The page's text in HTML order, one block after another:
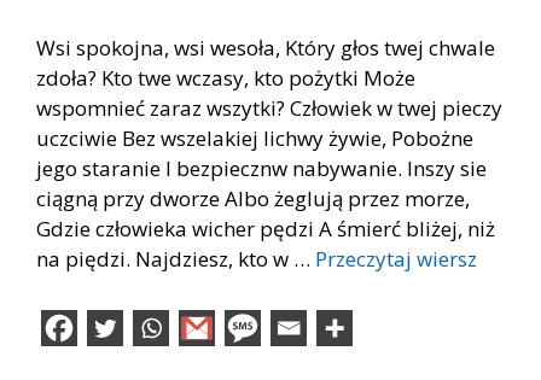
Wsi spokojna, wsi wesoła, Który głos twej chwale
zdoła? Kto twe wczasy, kto pożytki Może
wspomnieć zaraz wszytki? Człowiek w twej pieczy
uczciwie Bez wszelakiej lichwy żywie, Pobożne
jego staranie I bezpiecznw nabywanie. Inszy sie
ciągną przy dworze Albo żeglują przez morze,
Gdzie człowieka wicher pędzi A śmierć bliżej, niż
na piędzi. Najdziesz, kto w … Przeczytaj wiersz